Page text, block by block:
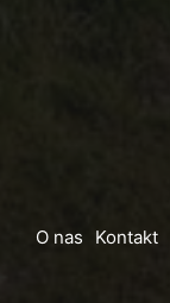
O nas Kontakt